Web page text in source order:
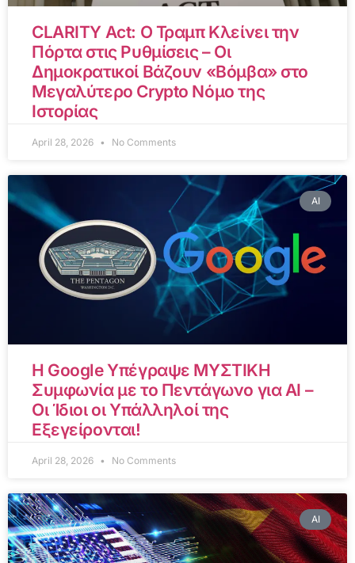
CLARITY Act: Ο Τραμπ Κλείνει την
Πόρτα στις Ρυθμίσεις – Οι
Δημοκρατικοί Βάζουν «Βόμβα» στο
Μεγαλύτερο Crypto Νόμο της
Ιστορίας
April 28, 2026 No Comments
AI
Η Google Υπέγραψε ΜΥΣΤΙΚΗ
Συμφωνία με το Πεντάγωνο για AI –
Οι Ίδιοι οι Υπάλληλοί της
Εξεγείρονται!
April 28, 2026 No Comments
AI